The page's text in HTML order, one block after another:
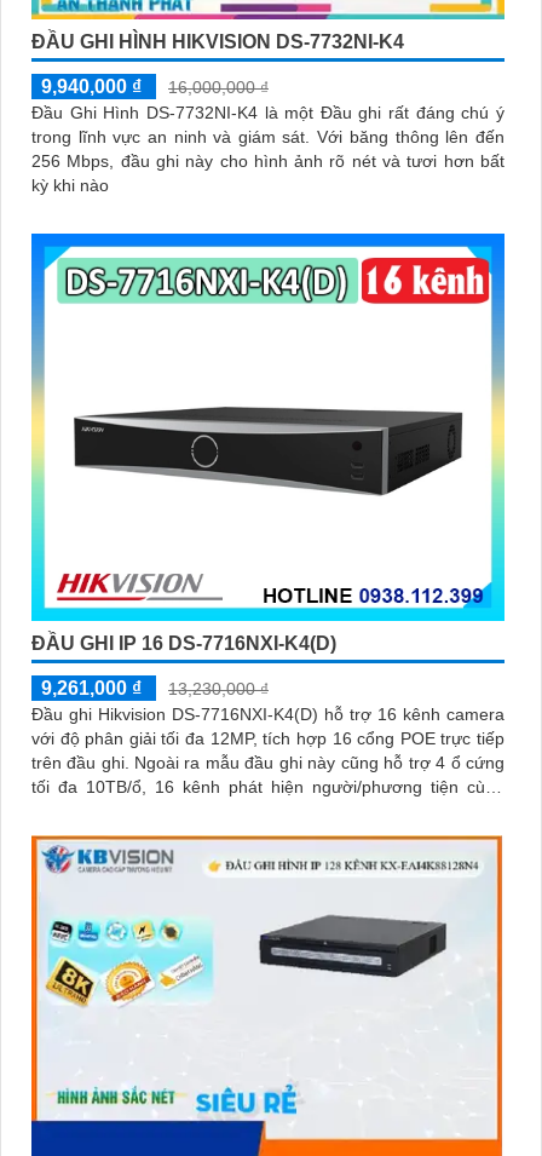
ĐẦU GHI HÌNH HIKVISION DS-7732NI-K4
9,940,000 ₫
16,000,000 ₫
Đầu Ghi Hình DS-7732NI-K4 là một Đầu ghi rất đáng chú ý
trong lĩnh vực an ninh và giám sát. Với băng thông lên đến
256 Mbps, đầu ghi này cho hình ảnh rõ nét và tươi hơn bất
kỳ khi nào
ĐẦU GHI IP 16 DS-7716NXI-K4(D)
9,261,000 ₫
13,230,000 ₫
Đầu ghi Hikvision DS-7716NXI-K4(D) hỗ trợ 16 kênh camera
với độ phân giải tối đa 12MP, tích hợp 16 cổng POE trực tiếp
trên đầu ghi. Ngoài ra mẫu đầu ghi này cũng hỗ trợ 4 ổ cứng
tối đa 10TB/ổ, 16 kênh phát hiện người/phương tiện cùng